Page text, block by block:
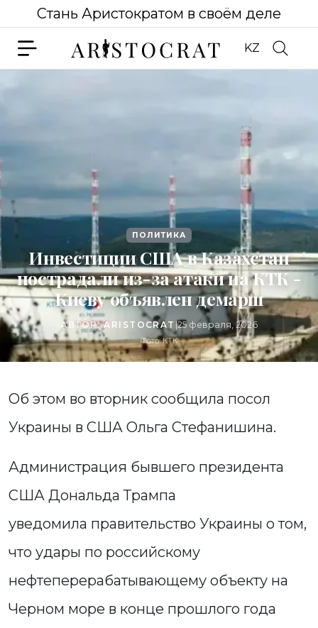
Стань Аристократом в своём деле
KZ
ПОЛИТИКА
Инвестиции США в Казахстан
пострадали из-за атаки на КТК -
Киеву объявлен демарш
АВТОР:ARISTOCRAT |25 февраля, 2026
Фото: КТК
Об этом во вторник сообщила посол
Украины в США Ольга Стефанишина.
Администрация бывшего президента
США Дональда Трампа
уведомила правительство Украины о том,
что удары по российскому
нефтеперерабатывающему объекту на
Черном море в конце прошлого года